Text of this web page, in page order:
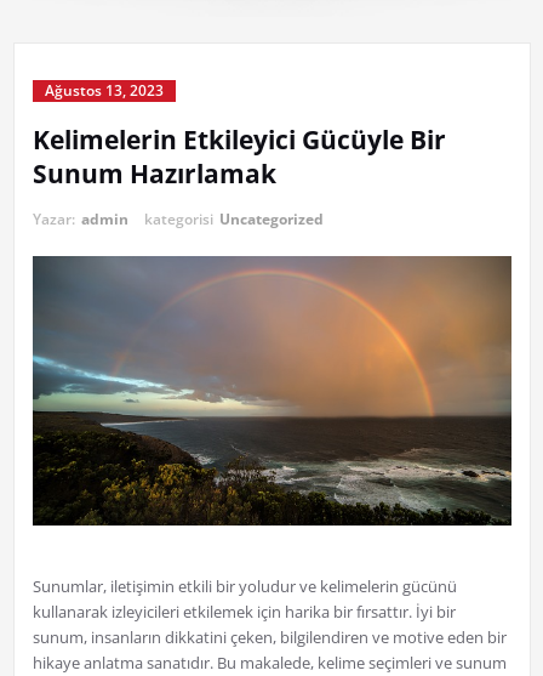
Ağustos 13, 2023
Kelimelerin Etkileyici Gücüyle Bir
Sunum Hazırlamak
Yazar: admin kategorisi Uncategorized
Sunumlar, iletişimin etkili bir yoludur ve kelimelerin gücünü
kullanarak izleyicileri etkilemek için harika bir fırsattır. İyi bir
sunum, insanların dikkatini çeken, bilgilendiren ve motive eden bir
hikaye anlatma sanatıdır. Bu makalede, kelime seçimleri ve sunum